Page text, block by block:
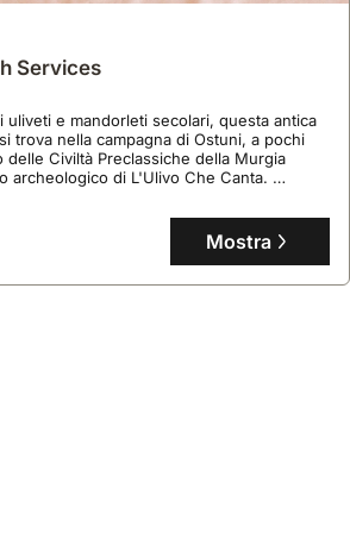
casa vacanze si trova a 9,8 km da Costa
Riserva di Torre Guaceto.
Services
uliveti e mandorleti secolari, questa antica
trova nella campagna di Ostuni, a pochi
delle Civiltà Preclassiche della Murgia
archeologico di L'Ulivo Che Canta.
di soggiorno esclusiva con piscina,
e 3 camere da letto per ospitare fino a
una casa vacanza in Puglia.Mostra